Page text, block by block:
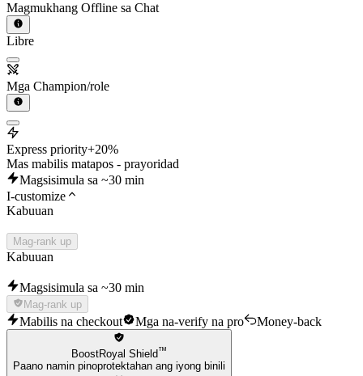
Magmukhang Offline sa Chat
Libre
Mga Champion/role
Express priority+20%
Mas mabilis matapos - prayoridad
Magsisimula sa ~30 min
I-customize
Kabuuan
Mag-rank up
Kabuuan
Magsisimula sa ~30 min
Mag-rank up
Mabilis na checkout Mga na-verify na pro Money-back
BoostRoyal Shield™
Paano namin pinoprotektahan ang iyong binili